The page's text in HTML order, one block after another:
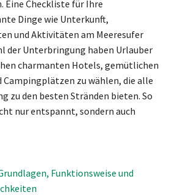
Eine Checkliste für Ihre
Dinge wie Unterkunft,
und Aktivitäten am Meeresufer
der Unterbringung haben Urlauber
charmanten Hotels, gemütlichen
Campingplätzen zu wählen, die alle
zu den besten Stränden bieten. So
nur entspannt, sondern auch
Funktionsweise und